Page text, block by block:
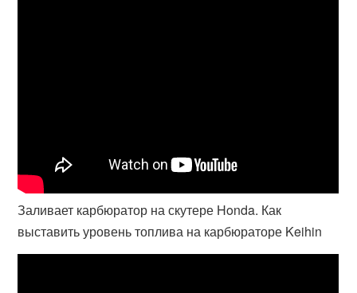
Заливает карбюратор на скутере Honda. Как
выставить уровень топлива на карбюраторе Keihin